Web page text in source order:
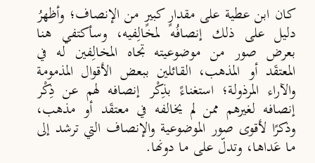
كان ابن عطية على مقدارٍ كبيرٍ من الإنصاف؛ وأظهرُ
دليل على ذلك إنصافُه لمخالِفيه، وسأكتفي هنا
بعرض صور من موضوعيته تجاه المخالِفين له في
المعتقَد أو المذهب، القائلين ببعض الأقوال المذمومة
والآراء المرذولة؛ استغناءً بذِكْر إنصافه لهم عن ذِكْر
إنصافه لغيرهم ممن لم يخالفه في معتقَد أو مذهب،
وذكرًا لأقوى صور الموضوعية والإنصاف التي ترشد إلى
ما عَداها، وتدلّ على ما دونها.